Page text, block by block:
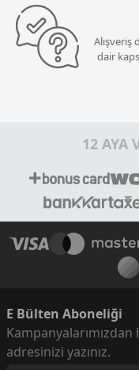
Alışveriş
dair
12 AYA
E Bülten Aboneliği
adresinizi yazınız.